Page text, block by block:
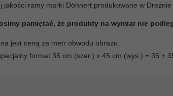
jakości ramy marki Döhnert produkowane w Dreźnie
pamiętać, że produkty na wymiar nie
jest ceną za metr obwodu obrazu.
format 35 cm (szer.) x 45 cm (wys.) = 35 +